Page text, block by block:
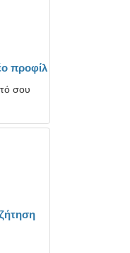
προφίλ
σου